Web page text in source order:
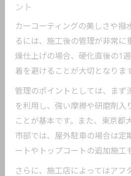
ント
カーコーティングの美しさや撥
るには、施工後の管理が非常に
燥仕上げの場合、硬化直後の1
着を避けることが大切となります
管理のポイントとしては、まず
を利用し、強い摩擦や研磨剤入
ことが基本です。また、東京都
市部では、屋外駐車の場合は定
ートやトップコートの追加施工
さらに、施工店によってはアフ